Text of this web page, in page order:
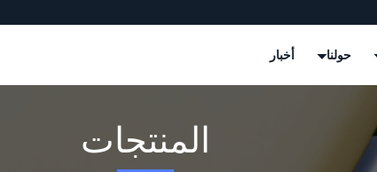
حولنا أخبار
المنتجات